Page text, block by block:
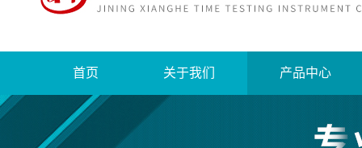
首页 关于我们 产品中心